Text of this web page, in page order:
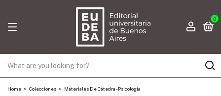
0
Home > Colecciones > Materiales De Cátedra - Psicología